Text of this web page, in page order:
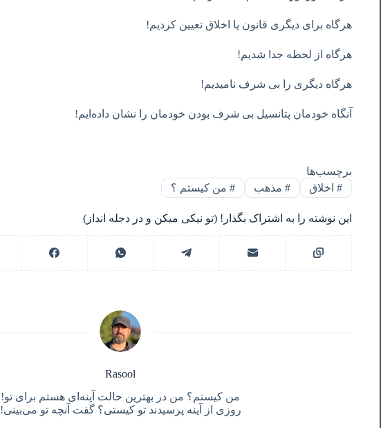
هرگاه برای دیگری قانون یا اخلاق تعیین کردیم!
هرگاه از لحظه جدا شدیم!
هرگاه دیگری را بی شرف نامیدیم!
آنگاه خودمان پتانسیل بی شرف بودن خودمان را نشان داده‌ایم!
برچسب‌ها
#اخلاق #مذهب #من‌ کیستم ؟
این نوشته را به اشتراک بگذار! (تو نیکی میکن و در دجله انداز)
Rasool
من کیستم؟ من در بهترین حالت آینه‌ای هستم برای تو!
روزی از آینه پرسیدند تو کیستی؟ گفت آنچه تو می‌بینی!